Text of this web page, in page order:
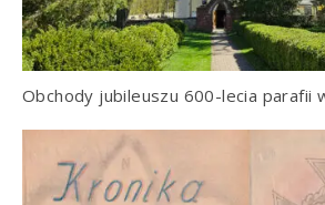
Obchody jubileuszu 600-lecia parafii